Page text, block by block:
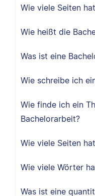
Wie viele Seiten
Wie heißt die
Was ist eine
Wie schreibe ich
Wie finde ich ein
Bachelorarbeit?
Wie viele Seiten
Wie viele Wörter
Was ist eine